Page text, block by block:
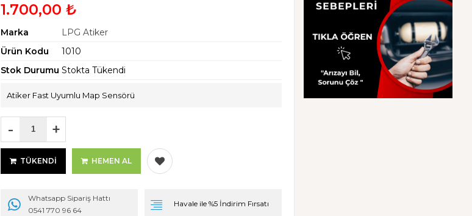
1.700,00 ₺
Marka
LPG Atiker
Ürün Kodu
1010
Stok Durumu Stokta Tükendi
Atiker Fast Uyumlu Map Sensörü
- +
TÜKENDI HEMEN AL
Whatsapp Sipariş Hattı
0541 770 96 64
Havale ile %5 İndirim Fırsatı